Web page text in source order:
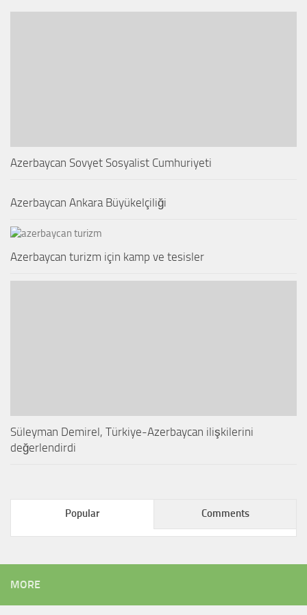
Azerbaycan Sovyet Sosyalist Cumhuriyeti
Azerbaycan Ankara Büyükelçiliği
Azerbaycan turizm için kamp ve tesisler
Süleyman Demirel, Türkiye-Azerbaycan ilişkilerini
değerlendirdi
Popular Comments
MORE